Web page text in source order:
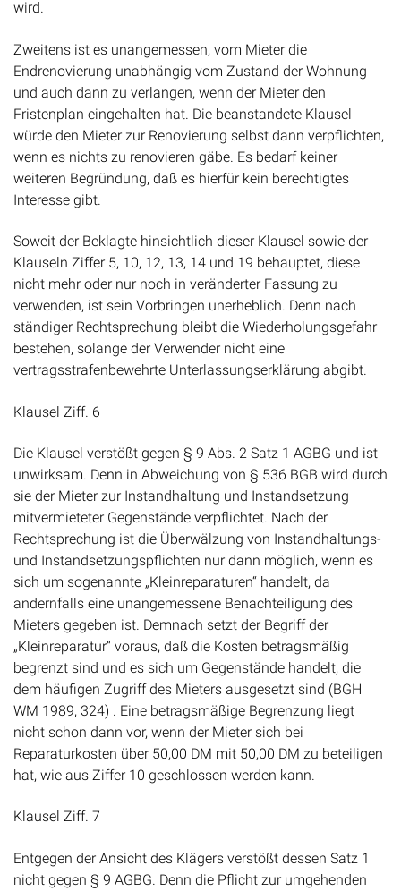
wird.
Zweitens ist es unangemessen, vom Mieter die
Endrenovierung unabhängig vom Zustand der Wohnung
und auch dann zu verlangen, wenn der Mieter den
Fristenplan eingehalten hat. Die beanstandete Klausel
würde den Mieter zur Renovierung selbst dann verpflichten,
wenn es nichts zu renovieren gäbe. Es bedarf keiner
weiteren Begründung, daß es hierfür kein berechtigtes
Interesse gibt.
Soweit der Beklagte hinsichtlich dieser Klausel sowie der
Klauseln Ziffer 5, 10, 12, 13, 14 und 19 behauptet, diese
nicht mehr oder nur noch in veränderter Fassung zu
verwenden, ist sein Vorbringen unerheblich. Denn nach
ständiger Rechtsprechung bleibt die Wiederholungsgefahr
bestehen, solange der Verwender nicht eine
vertragsstrafenbewehrte Unterlassungserklärung abgibt.
Klausel Ziff. 6
Die Klausel verstößt gegen § 9 Abs. 2 Satz 1 AGBG und ist
unwirksam. Denn in Abweichung von § 536 BGB wird durch
sie der Mieter zur Instandhaltung und Instandsetzung
mitvermieteter Gegenstände verpflichtet. Nach der
Rechtsprechung ist die Überwälzung von Instandhaltungs-
und Instandsetzungspflichten nur dann möglich, wenn es
sich um sogenannte „Kleinreparaturen“ handelt, da
andernfalls eine unangemessene Benachteiligung des
Mieters gegeben ist. Demnach setzt der Begriff der
„Kleinreparatur“ voraus, daß die Kosten betragsmäßig
begrenzt sind und es sich um Gegenstände handelt, die
dem häufigen Zugriff des Mieters ausgesetzt sind (BGH
WM 1989, 324) . Eine betragsmäßige Begrenzung liegt
nicht schon dann vor, wenn der Mieter sich bei
Reparaturkosten über 50,00 DM mit 50,00 DM zu beteiligen
hat, wie aus Ziffer 10 geschlossen werden kann.
Klausel Ziff. 7
Entgegen der Ansicht des Klägers verstößt dessen Satz 1
nicht gegen § 9 AGBG. Denn die Pflicht zur umgehenden